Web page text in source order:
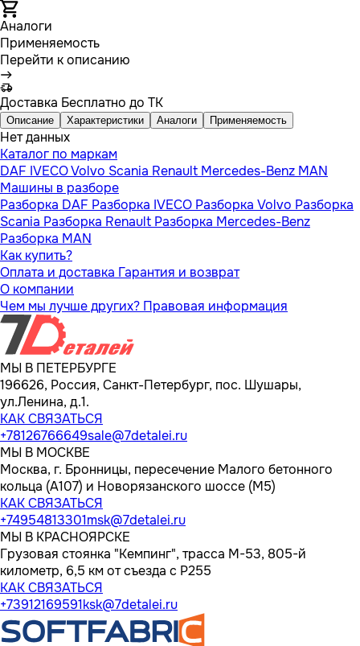
Аналоги
Применяемость
Перейти к описанию
Доставка Бесплатно до ТК
Описание Характеристики Аналоги Применяемость
Нет данных
Каталог по маркам
DAF IVECOVolvo Scania Renault Mercedes-Benz MAN
Машины в разборе
Разборка DAF Разборка IVECO Разборка Volvo Разборка
Scania Разборка Renault Разборка Mercedes-Benz
Разборка MAN
Как купить?
Оплата и доставка Гарантия и возврат
О компании
Чем мы лучше других? Правовая информация
МЫ В ПЕТЕРБУРГЕ
196626, Россия, Санкт-Петербург, пос. Шушары,
ул.Ленина, д.1.
КАК СВЯЗАТЬСЯ
+78126766649sale@7detalei.ru
МЫ В МОСКВЕ
Москва, г. Бронницы, пересечение Малого бетонного
кольца (А107) и Новорязанского шоссе (М5)
КАК СВЯЗАТЬСЯ
+74954813301msk@7detalei.ru
МЫ В КРАСНОЯРСКЕ
Грузовая стоянка "Кемпинг", трасса M-53, 805-й
километр, 6,5 км от съезда с Р255
КАК СВЯЗАТЬСЯ
+73912169591ksk@7detalei.ru